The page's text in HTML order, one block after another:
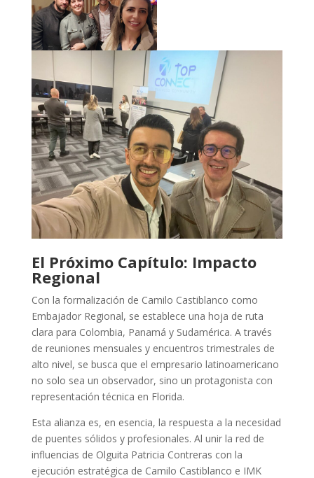
El Próximo Capítulo: Impacto
Regional
Con la formalización de Camilo Castiblanco como
Embajador Regional, se establece una hoja de ruta
clara para Colombia, Panamá y Sudamérica. A través
de reuniones mensuales y encuentros trimestrales de
alto nivel, se busca que el empresario latinoamericano
no solo sea un observador, sino un protagonista con
representación técnica en Florida.
Esta alianza es, en esencia, la respuesta a la necesidad
de puentes sólidos y profesionales. Al unir la red de
influencias de Olguita Patricia Contreras con la
ejecución estratégica de Camilo Castiblanco e IMK